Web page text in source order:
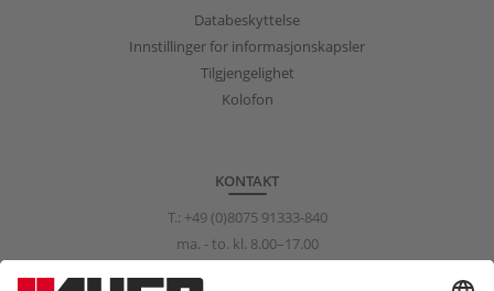
Databeskyttelse
Innstillinger for informasjonskapsler
Tilgjengelighet
Kolofon
KONTAKT
T.: +49 (0)8075 91333-840
ma. - to. kl. 8.00–17.00